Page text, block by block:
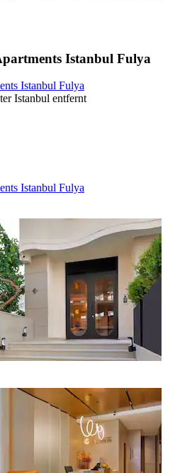
Istanbul Fulya
Istanbul Fulya
Istanbul entfernt
Istanbul Fulya